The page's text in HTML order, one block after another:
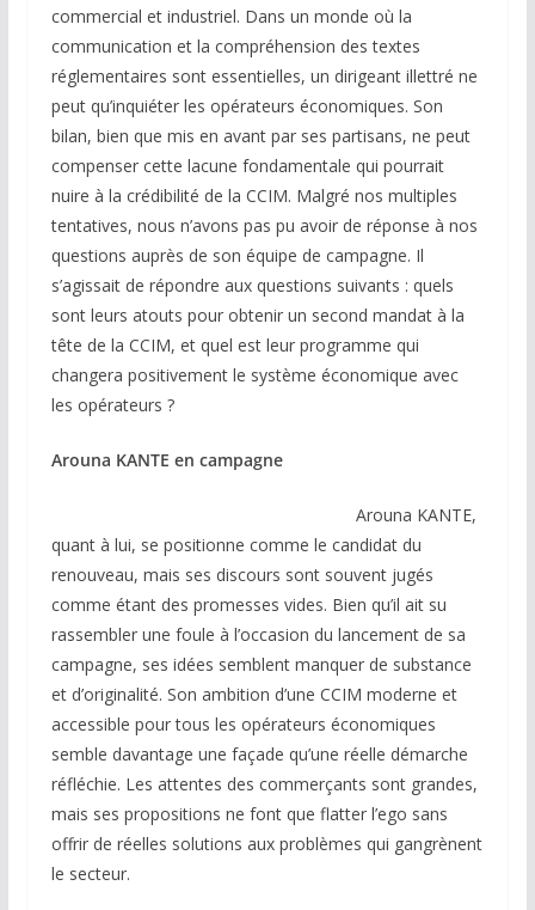
commercial et industriel. Dans un monde où la
communication et la compréhension des textes
réglementaires sont essentielles, un dirigeant illettré ne
peut qu’inquiéter les opérateurs économiques. Son
bilan, bien que mis en avant par ses partisans, ne peut
compenser cette lacune fondamentale qui pourrait
nuire à la crédibilité de la CCIM. Malgré nos multiples
tentatives, nous n’avons pas pu avoir de réponse à nos
questions auprès de son équipe de campagne. Il
s’agissait de répondre aux questions suivants : quels
sont leurs atouts pour obtenir un second mandat à la
tête de la CCIM, et quel est leur programme qui
changera positivement le système économique avec
les opérateurs ?
Arouna KANTE en campagne
Arouna KANTE,
quant à lui, se positionne comme le candidat du
renouveau, mais ses discours sont souvent jugés
comme étant des promesses vides. Bien qu’il ait su
rassembler une foule à l’occasion du lancement de sa
campagne, ses idées semblent manquer de substance
et d’originalité. Son ambition d’une CCIM moderne et
accessible pour tous les opérateurs économiques
semble davantage une façade qu’une réelle démarche
réfléchie. Les attentes des commerçants sont grandes,
mais ses propositions ne font que flatter l’ego sans
offrir de réelles solutions aux problèmes qui gangrènent
le secteur.